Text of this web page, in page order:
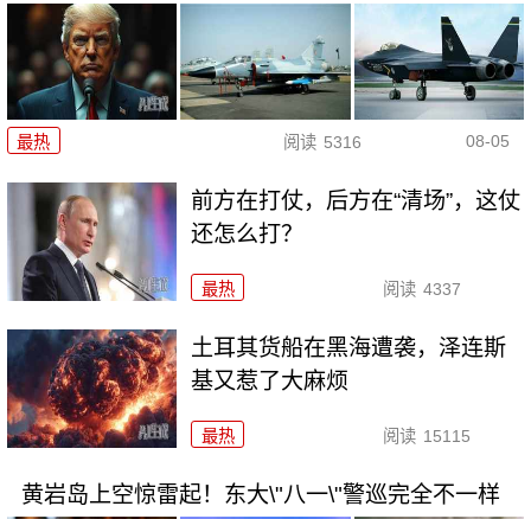
最热 阅读 5316 08-05
前方在打仗，后方在“清场”，这仗
还怎么打？
最热 阅读 4337
土耳其货船在黑海遭袭，泽连斯
基又惹了大麻烦
最热 阅读 15115
黄岩岛上空惊雷起！东大\"八一\"警巡完全不一样